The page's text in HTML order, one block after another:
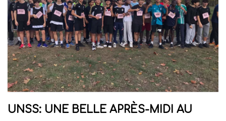
UNSS: UNE BELLE APRÈS-MIDI AU